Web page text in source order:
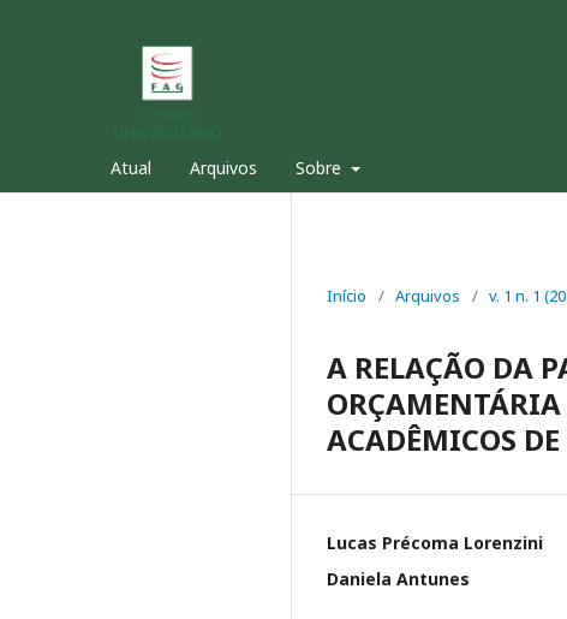
Atual Arquivos Sobre
Início / Arquivos / v. 1 n. 1
A RELAÇÃO DA
ACADÊMICOS
Lucas Précoma Lorenzini
Daniela Antunes